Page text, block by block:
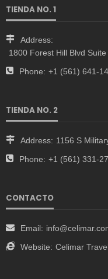
TIENDA NO. 1
Address:
1800 Forest Hill Blvd
Phone: +1 (561) 641-
TIENDA NO. 2
Address: 1156 S
Phone: +1 (561) 331-
CONTACTO
Email:
Website: Celimar